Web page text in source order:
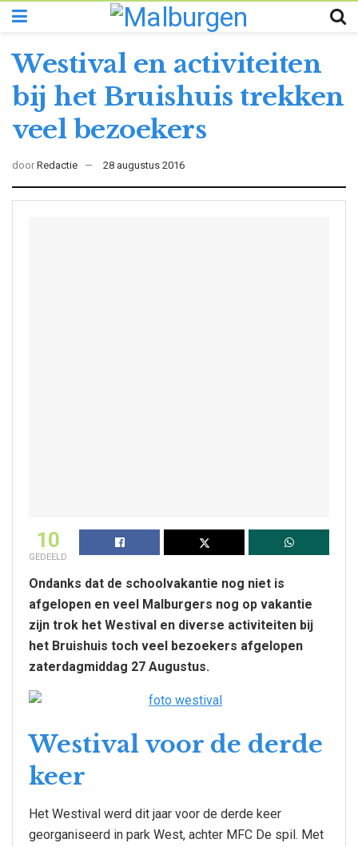
Westival en activiteiten
bij het Bruishuis trekken
veel bezoekers
door Redactie 28 augustus 2016
10
GEDEELD
Ondanks dat de schoolvakantie nog niet is
afgelopen en veel Malburgers nog op vakantie
zijn trok het Westival en diverse activiteiten bij
het Bruishuis toch veel bezoekers afgelopen
zaterdagmiddag 27 Augustus.
Westival voor de derde
keer
Het Westival werd dit jaar voor de derde keer
georganiseerd in park West, achter MFC De spil. Met